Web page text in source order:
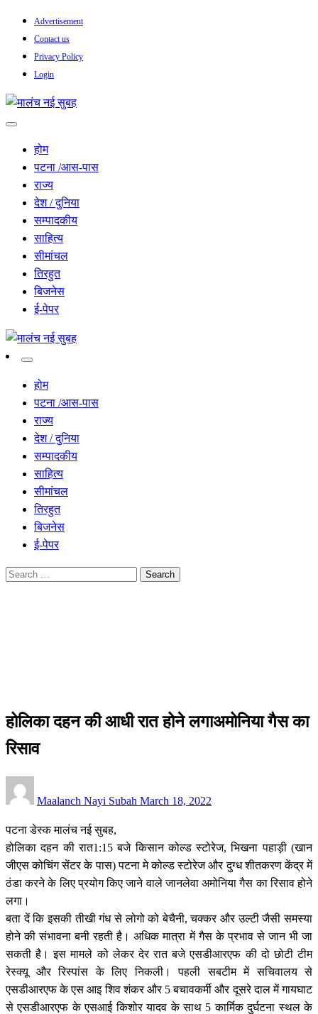
Skip
content
Advertisement
Contact us
Privacy Policy
Login
मालंच नई सुबह
होम
पटना /आस-पास
राज्य
देश / दुनिया
सम्पादकीय
साहित्य
सीमांचल
तिरहुत
बिजनेस
ई-पेपर
मालंच नई सुबह
होम
पटना /आस-पास
राज्य
देश / दुनिया
सम्पादकीय
साहित्य
सीमांचल
तिरहुत
बिजनेस
ई-पेपर
Search
होलिका दहन की आधी रात होने लगाअमोनिया गैस का
रिसाव
Maalanch Nayi Subah on
March 18, 2022
पटना डेस्क मालंच नई सुबह,
होलिका दहन की रात1:15 बजे किसान कोल्ड स्टोरेज, भिखना पहाड़ी (खान
जीएस कोचिंग सेंटर के पास) पटना मे कोल्ड स्टोरेज और दुग्ध शीतकरण केंद्र में
ठंडा करने के लिए प्रयोग किए जाने वाले जानलेवा अमोनिया गैस का रिसाव होने
लगा।
बता दें कि इसकी तीखी गंध से लोगो को बेचैनी, चक्कर और उल्टी जैसी समस्या
होने की संभावना बनी रहती है। अधिक मात्रा में गैस के प्रभाव से जान भी जा
सकती है। इस मामले को लेकर देर रात बजे एसडीआरएफ की दो छोटी टीम
रेस्क्यू और रिस्पांस के लिए निकली। पहली सबटीम में सचिवालय से
एसडीआरएफ के एस आइ शिव शंकर और 5 बचावकर्मी और दूसरे दाल में गायघाट
से एसडीआरएफ के एसआई किशोर यादव के साथ 5 कार्मिक दुर्घटना स्थल के